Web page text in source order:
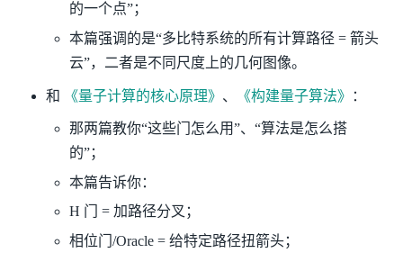
的一个点”；
本篇强调的是“多比特系统的所有计算路径 = 箭头
云”，二者是不同尺度上的几何图像。
和 《量子计算的核心原理》 、 《构建量子算法》 ：
那两篇教你“这些门怎么用”、“算法是怎么搭
的”；
本篇告诉你：
H 门 = 加路径分叉；
相位门/Oracle = 给特定路径扭箭头；